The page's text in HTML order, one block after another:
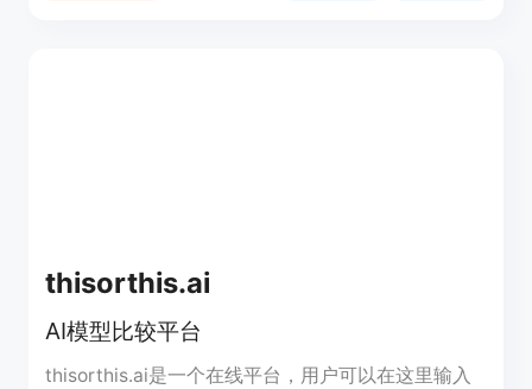
thisorthis.ai
AI模型比较平台
thisorthis.ai是一个在线平台，用户可以在这里输入